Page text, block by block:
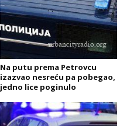
Na putu prema Petrovcu
izazvao nesreću pa pobegao,
jedno lice poginulo